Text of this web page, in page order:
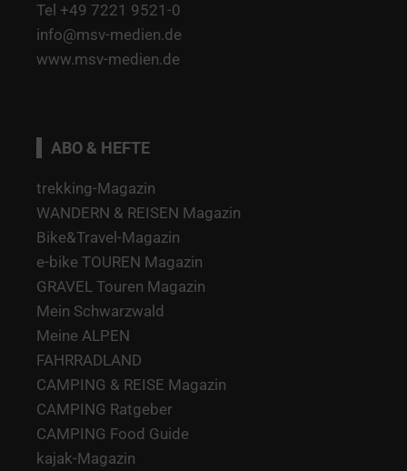
Tel +49 7221 9521-0
info@msv-medien.de
www.msv-medien.de
ABO & HEFTE
trekking-Magazin
WANDERN & REISEN Magazin
Bike&Travel-Magazin
e-bike TOUREN Magazin
GRAVEL Touren Magazin
Mein Schwarzwald
Meine ALPEN
FAHRRADLAND
CAMPING & REISE Magazin
CAMPING Ratgeber
CAMPING Food Guide
kajak-Magazin